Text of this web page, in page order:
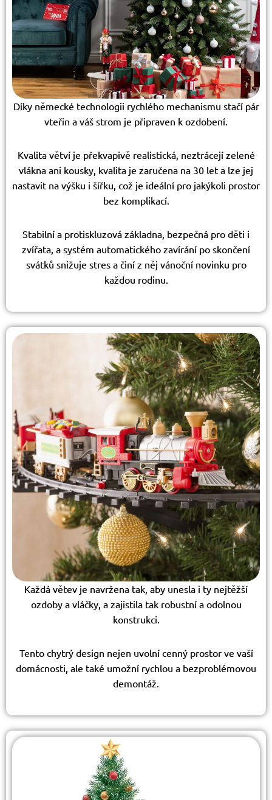
Díky německé technologii rychlého mechanismu stačí pár
vteřin a váš strom je připraven k ozdobení.
Kvalita větví je překvapivě realistická, neztrácejí zelené
vlákna ani kousky, kvalita je zaručena na 30 let a lze jej
nastavit na výšku i šířku, což je ideální pro jakýkoli prostor
bez komplikací.
Stabilní a protiskluzová základna, bezpečná pro děti i
zvířata, a systém automatického zavírání po skončení
svátků snižuje stres a činí z něj vánoční novinku pro
každou rodinu.
Každá větev je navržena tak, aby unesla i ty nejtěžší
ozdoby a vláčky, a zajistila tak robustní a odolnou
konstrukci.
Tento chytrý design nejen uvolní cenný prostor ve vaší
domácnosti, ale také umožní rychlou a bezproblémovou
demontáž.